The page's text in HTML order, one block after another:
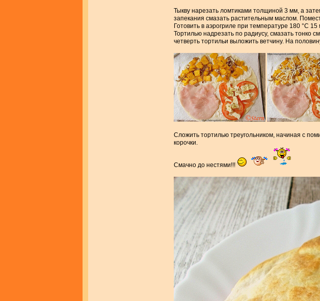
Тыкву нарезать ломтиками толщиной 3 мм, а
запекания смазать растительным маслом.
Готовить в аэрогриле при температуре 180 °С
Тортилью надрезать по радиусу, смазать тонко
четверть тортильи выложить ветчину. На
Сложить тортилью треугольником, начиная с
корочки.
Смачно до нестями!!!